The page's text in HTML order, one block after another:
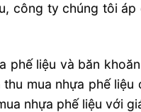
công ty chúng tôi
phế liệu và băn
mua nhựa phế
nhựa phế liệu với